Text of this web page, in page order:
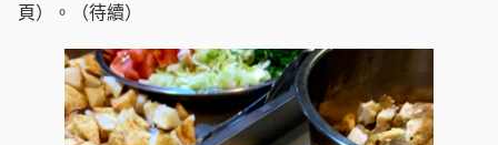
頁）。（待續）